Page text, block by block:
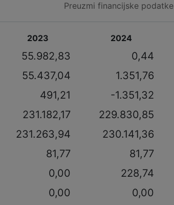
Preuzmi financijske podatke
2023 2024
55.982,83 0,44
55.437,04 1.351,76
491,21 -1.351,32
231.182,17 229.830,85
231.263,94 230.141,36
81,77 81,77
0,00 228,74
0,00 0,00